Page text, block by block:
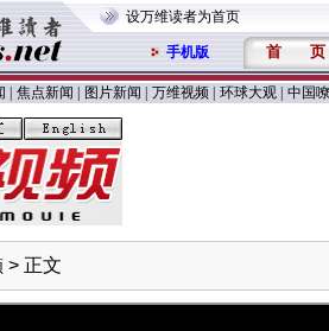
设万维读者为首页
手机版 首 页
焦点新闻 图片新闻 万维视频 环球大观 中国
> 正文